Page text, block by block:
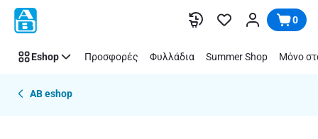
Παράλειψη 0
Eshop Προσφορές Φυλλάδια Summer Shop Μόνο
AB eshop